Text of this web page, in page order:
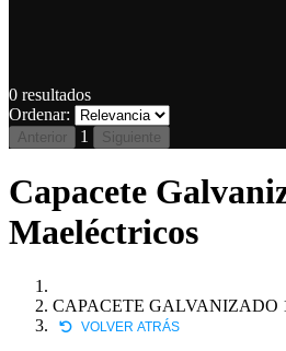
0 resultados
Ordenar:
Anterior 1 Siguiente
Capacete
Maeléctricos
CAPACETE GALVANIZADO
VOLVER ATRÁS